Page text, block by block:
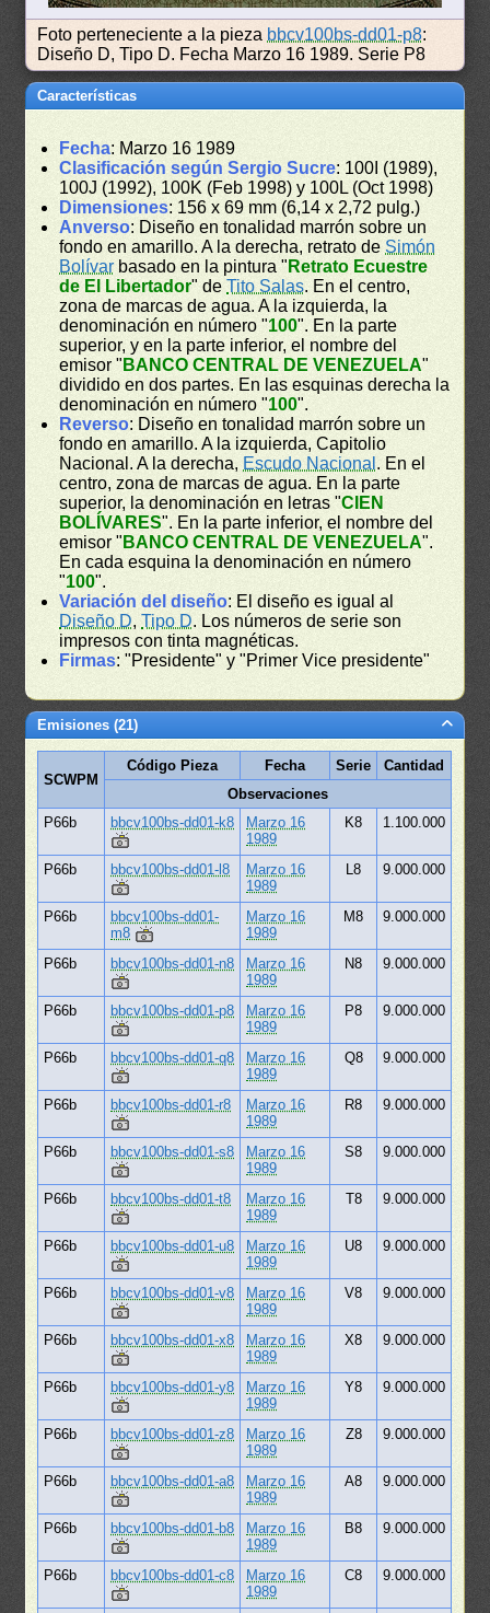
Foto perteneciente a la pieza bbcv100bs-dd01-p8:
Diseño D, Tipo D. Fecha Marzo 16 1989. Serie P8
Características
Fecha: Marzo 16 1989
Clasificación según Sergio Sucre: 100I (1989),
100J (1992), 100K (Feb 1998) y 100L (Oct 1998)
Dimensiones: 156 x 69 mm (6,14 x 2,72 pulg.)
Anverso: Diseño en tonalidad marrón sobre un
fondo en amarillo. A la derecha, retrato de Simón
Bolívarbasado en la pintura " Retrato Ecuestre
de El Libertador" deTito Salas. En el centro,
zona de marcas de agua. A la izquierda, la
denominación en número "100". En la parte
superior, y en la parte inferior, el nombre del
emisor " BANCO CENTRAL DE VENEZUELA"
dividido en dos partes. En las esquinas derecha la
denominación en número "100".
Reverso: Diseño en tonalidad marrón sobre un
fondo en amarillo. A la izquierda, Capitolio
Nacional. A la derecha, Escudo Nacional . En el
centro, zona de marcas de agua. En la parte
superior, la denominación en letras "CIEN
BOLÍVARES". En la parte inferior, el nombre del
emisor " BANCO CENTRAL DE VENEZUELA".
En cada esquina la denominación en número
"100".
Variación del diseño: El diseño es igual al
Diseño D,Tipo D. Los números de serie son
impresos con tinta magnéticas.
Firmas: "Presidente" y "Primer Vice presidente"
Emisiones (21)
SCWPM
Código Pieza Fecha Serie
Cantidad
Observaciones
P66b
bbcv100bs-dd01-k8
Marzo 16
1989
K8 1.100.000
P66b bbcv100bs-dd01-l8
Marzo 16
1989
L8 9.000.000
P66b
bbcv100bs-dd01-
m8
Marzo 16
1989
M8 9.000.000
P66b bbcv100bs-dd01-n8
Marzo 16
1989
N8 9.000.000
P66b bbcv100bs-dd01-p8
Marzo 16
1989
P8 9.000.000
P66b bbcv100bs-dd01-q8
Marzo 16
1989
Q8 9.000.000
P66b bbcv100bs-dd01-r8
Marzo 16
1989
R8 9.000.000
P66b bbcv100bs-dd01-s8
Marzo 16
1989
S8 9.000.000
P66b bbcv100bs-dd01-t8
Marzo 16
1989
T8 9.000.000
P66b bbcv100bs-dd01-u8
Marzo 16
1989
U8 9.000.000
P66b bbcv100bs-dd01-v8
Marzo 16
1989
V8 9.000.000
P66b bbcv100bs-dd01-x8
Marzo 16
1989
X8 9.000.000
P66b bbcv100bs-dd01-y8
Marzo 16
1989
Y8 9.000.000
P66b bbcv100bs-dd01-z8
Marzo 16
1989
Z8 9.000.000
P66b bbcv100bs-dd01-a8
Marzo 16
1989
A8 9.000.000
P66b bbcv100bs-dd01-b8
Marzo 16
1989
B8 9.000.000
P66b bbcv100bs-dd01-c8
Marzo 16
1989
C8 9.000.000